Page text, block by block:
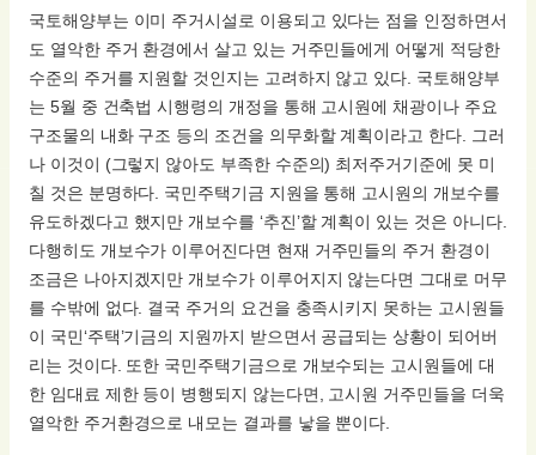
국토해양부는 이미 주거시설로 이용되고 있다는 점을 인정하면서
도 열악한 주거 환경에서 살고 있는 거주민들에게 어떻게 적당한
수준의 주거를 지원할 것인지는 고려하지 않고 있다. 국토해양부
는 5월 중 건축법 시행령의 개정을 통해 고시원에 채광이나 주요
구조물의 내화 구조 등의 조건을 의무화할 계획이라고 한다. 그러
나 이것이 (그렇지 않아도 부족한 수준의) 최저주거기준에 못 미
칠 것은 분명하다. 국민주택기금 지원을 통해 고시원의 개보수를
유도하겠다고 했지만 개보수를 ‘추진’할 계획이 있는 것은 아니다.
다행히도 개보수가 이루어진다면 현재 거주민들의 주거 환경이
조금은 나아지겠지만 개보수가 이루어지지 않는다면 그대로 머무
를 수밖에 없다. 결국 주거의 요건을 충족시키지 못하는 고시원들
이 국민‘주택’기금의 지원까지 받으면서 공급되는 상황이 되어버
리는 것이다. 또한 국민주택기금으로 개보수되는 고시원들에 대
한 임대료 제한 등이 병행되지 않는다면, 고시원 거주민들을 더욱
열악한 주거환경으로 내모는 결과를 낳을 뿐이다.